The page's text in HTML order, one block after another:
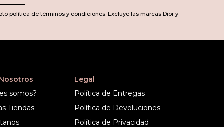
política de términos y condiciones. Excluye las marcas Dior y
somos?
Tiendas
Legal
Política de Entregas
Política de Devoluciones
Política de Privacidad